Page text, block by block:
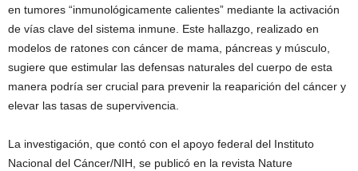
en tumores “inmunológicamente calientes” mediante la activación
de vías clave del sistema inmune. Este hallazgo, realizado en
modelos de ratones con cáncer de mama, páncreas y músculo,
sugiere que estimular las defensas naturales del cuerpo de esta
manera podría ser crucial para prevenir la reaparición del cáncer y
elevar las tasas de supervivencia.
La investigación, que contó con el apoyo federal del Instituto
Nacional del Cáncer/NIH, se publicó en la revista Nature